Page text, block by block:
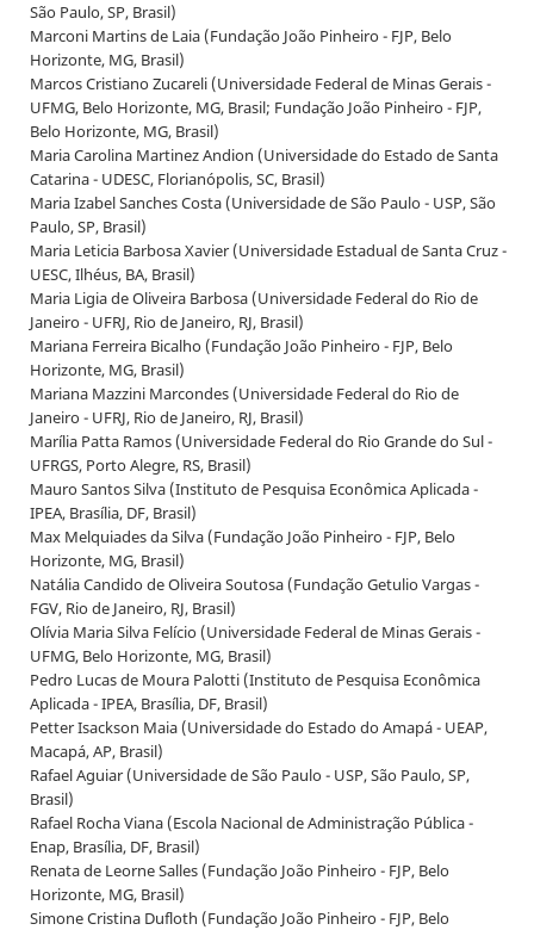
São Paulo, SP, Brasil)
Marconi Martins de Laia (Fundação João Pinheiro - FJP, Belo
Horizonte, MG, Brasil)
Marcos Cristiano Zucareli (Universidade Federal de Minas Gerais -
UFMG, Belo Horizonte, MG, Brasil; Fundação João Pinheiro - FJP,
Belo Horizonte, MG, Brasil)
Maria Carolina Martinez Andion (Universidade do Estado de Santa
Catarina - UDESC, Florianópolis, SC, Brasil)
Maria Izabel Sanches Costa (Universidade de São Paulo - USP, São
Paulo, SP, Brasil)
Maria Leticia Barbosa Xavier (Universidade Estadual de Santa Cruz -
UESC, Ilhéus, BA, Brasil)
Maria Ligia de Oliveira Barbosa (Universidade Federal do Rio de
Janeiro - UFRJ, Rio de Janeiro, RJ, Brasil)
Mariana Ferreira Bicalho (Fundação João Pinheiro - FJP, Belo
Horizonte, MG, Brasil)
Mariana Mazzini Marcondes (Universidade Federal do Rio de
Janeiro - UFRJ, Rio de Janeiro, RJ, Brasil)
Marília Patta Ramos (Universidade Federal do Rio Grande do Sul -
UFRGS, Porto Alegre, RS, Brasil)
Mauro Santos Silva (Instituto de Pesquisa Econômica Aplicada -
IPEA, Brasília, DF, Brasil)
Max Melquiades da Silva (Fundação João Pinheiro - FJP, Belo
Horizonte, MG, Brasil)
Natália Candido de Oliveira Soutosa (Fundação Getulio Vargas -
FGV, Rio de Janeiro, RJ, Brasil)
Olívia Maria Silva Felício (Universidade Federal de Minas Gerais -
UFMG, Belo Horizonte, MG, Brasil)
Pedro Lucas de Moura Palotti (Instituto de Pesquisa Econômica
Aplicada - IPEA, Brasília, DF, Brasil)
Petter Isackson Maia (Universidade do Estado do Amapá - UEAP,
Macapá, AP, Brasil)
Rafael Aguiar (Universidade de São Paulo - USP, São Paulo, SP,
Brasil)
Rafael Rocha Viana (Escola Nacional de Administração Pública -
Enap, Brasília, DF, Brasil)
Renata de Leorne Salles (Fundação João Pinheiro - FJP, Belo
Horizonte, MG, Brasil)
Simone Cristina Dufloth (Fundação João Pinheiro - FJP, Belo